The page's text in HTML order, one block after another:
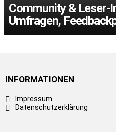
Community & Leser-
Umfragen,
INFORMATIONEN
Impressum
Datenschutzerklärung